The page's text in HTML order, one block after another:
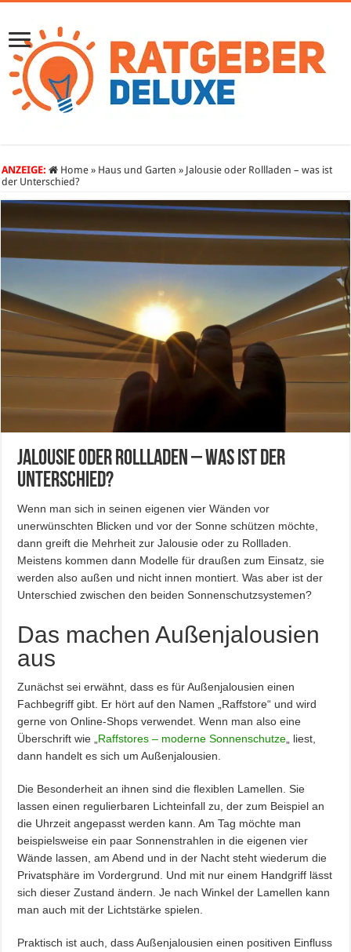
ANZEIGE: Home » Haus und Garten » Jalousie oder Rollladen – was ist
der Unterschied?
Jalousie oder Rollladen – was ist der
Unterschied?
Wenn man sich in seinen eigenen vier Wänden vor
unerwünschten Blicken und vor der Sonne schützen möchte,
dann greift die Mehrheit zur Jalousie oder zu Rollladen.
Meistens kommen dann Modelle für draußen zum Einsatz, sie
werden also außen und nicht innen montiert. Was aber ist der
Unterschied zwischen den beiden Sonnenschutzsystemen?
Das machen Außenjalousien
aus
Zunächst sei erwähnt, dass es für Außenjalousien einen
Fachbegriff gibt. Er hört auf den Namen „Raffstore“ und wird
gerne von Online-Shops verwendet. Wenn man also eine
Überschrift wie „ Raffstores – moderne Sonnenschutze „ liest,
dann handelt es sich um Außenjalousien.
Die Besonderheit an ihnen sind die flexiblen Lamellen. Sie
lassen einen regulierbaren Lichteinfall zu, der zum Beispiel an
die Uhrzeit angepasst werden kann. Am Tag möchte man
beispielsweise ein paar Sonnenstrahlen in die eigenen vier
Wände lassen, am Abend und in der Nacht steht wiederum die
Privatsphäre im Vordergrund. Und mit nur einem Handgriff lässt
sich dieser Zustand ändern. Je nach Winkel der Lamellen kann
man auch mit der Lichtstärke spielen.
Praktisch ist auch, dass Außenjalousien einen positiven Einfluss